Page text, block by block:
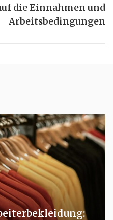
die Einnahmen und
Arbeitsbedingungen